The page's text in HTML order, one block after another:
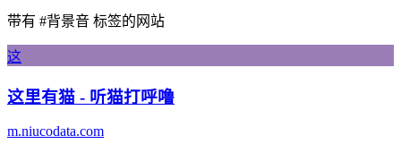
带有 #背景音 标签的网站
这
这里有猫 - 听猫打呼噜
m.niucodata.com